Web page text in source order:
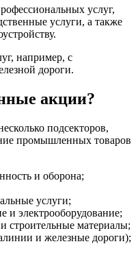
услуг,
услуги, а также
например, с
дороги.
акции?
подсекторов,
промышленных товаров
и оборона;
услуги;
электрооборудование;
строительные материалы;
и железные дороги);